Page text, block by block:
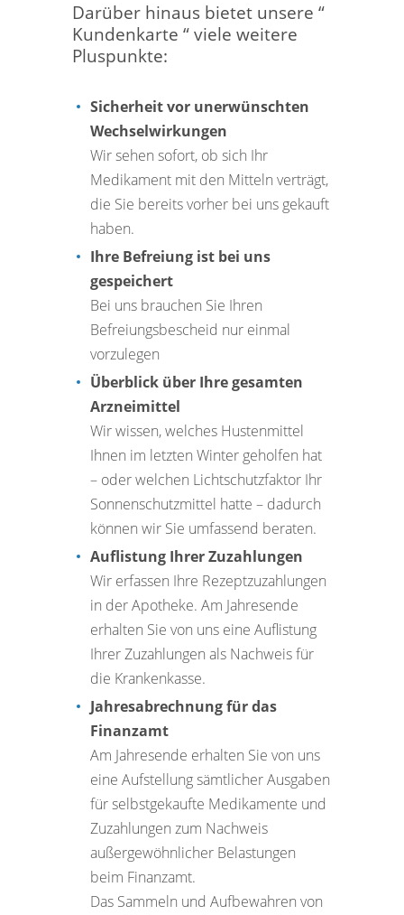
Darüber hinaus bietet unsere “
Kundenkarte “ viele weitere
Pluspunkte:
Sicherheit vor unerwünschten
Wechselwirkungen
Wir sehen sofort, ob sich Ihr
Medikament mit den Mitteln verträgt,
die Sie bereits vorher bei uns gekauft
haben.
Ihre Befreiung ist bei uns
gespeichert
Bei uns brauchen Sie Ihren
Befreiungsbescheid nur einmal
vorzulegen
Überblick über Ihre gesamten
Arzneimittel
Wir wissen, welches Hustenmittel
Ihnen im letzten Winter geholfen hat
– oder welchen Lichtschutzfaktor Ihr
Sonnenschutzmittel hatte – dadurch
können wir Sie umfassend beraten.
Auflistung Ihrer Zuzahlungen
Wir erfassen Ihre Rezeptzuzahlungen
in der Apotheke. Am Jahresende
erhalten Sie von uns eine Auflistung
Ihrer Zuzahlungen als Nachweis für
die Krankenkasse.
Jahresabrechnung für das
Finanzamt
Am Jahresende erhalten Sie von uns
eine Aufstellung sämtlicher Ausgaben
für selbstgekaufte Medikamente und
Zuzahlungen zum Nachweis
außergewöhnlicher Belastungen
beim Finanzamt.
Das Sammeln und Aufbewahren von